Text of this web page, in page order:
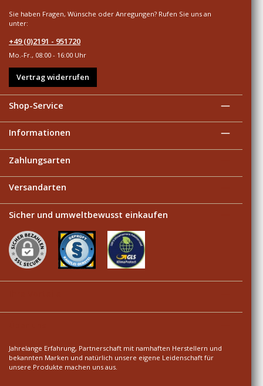
Sie haben Fragen, Wünsche oder Anregungen? Rufen Sie uns an
unter:
+49 (0)2191 - 951720
Mo.-Fr., 08:00 - 16:00 Uhr
Vertrag widerrufen
Shop-Service
Informationen
Zahlungsarten
Versandarten
Sicher und umweltbewusst einkaufen
Jahrelange Erfahrung, Partnerschaft mit namhaften Herstellern und
bekannten Marken und natürlich unsere eigene Leidenschaft für
unsere Produkte machen uns aus.